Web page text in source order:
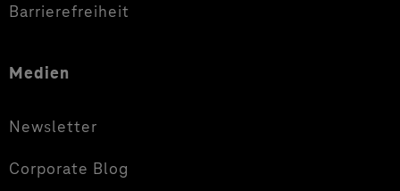
Barrierefreiheit
Medien
Newsletter
Corporate Blog